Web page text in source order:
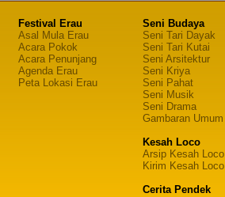
Festival Erau
Asal Mula Erau
Acara Pokok
Acara Penunjang
Agenda Erau
Peta Lokasi Erau
Seni Budaya
Seni Tari Dayak
Seni Tari Kutai
Seni Arsitektur
Seni Kriya
Seni Pahat
Seni Musik
Seni Drama
Gambaran Umum
Kesah Loco
Arsip Kesah Loco
Kirim Kesah Loco
Cerita Pendek